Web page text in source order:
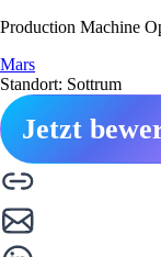
Production Machine
Mars
Standort: Sottrum
Jetzt